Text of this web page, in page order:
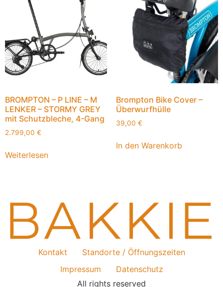
BROMPTON – P LINE – M
LENKER – STORMY GREY
mit Schutzbleche, 4-Gang
2.799,00 €
Weiterlesen
Brompton Bike Cover –
Überwurfhülle
39,00 €
In den Warenkorb
Kontakt
Standorte / Öffnungszeiten
Impressum
Datenschutz
All rights reserved